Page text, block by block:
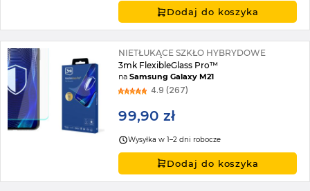
Dodaj do koszyka
NIETŁUKĄCE SZKŁO HYBRYDOWE
3mk FlexibleGlass Pro™
naSamsung Galaxy M21
4.9 (267)
99,90 zł
Wysyłka w 1–2 dni robocze
Dodaj do koszyka